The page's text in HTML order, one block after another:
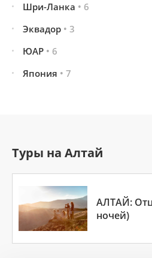
Шри-Ланка • 6
Эквадор • 3
ЮАР • 6
Япония • 7
Туры на Алтай
АЛТАЙ:
ночей)